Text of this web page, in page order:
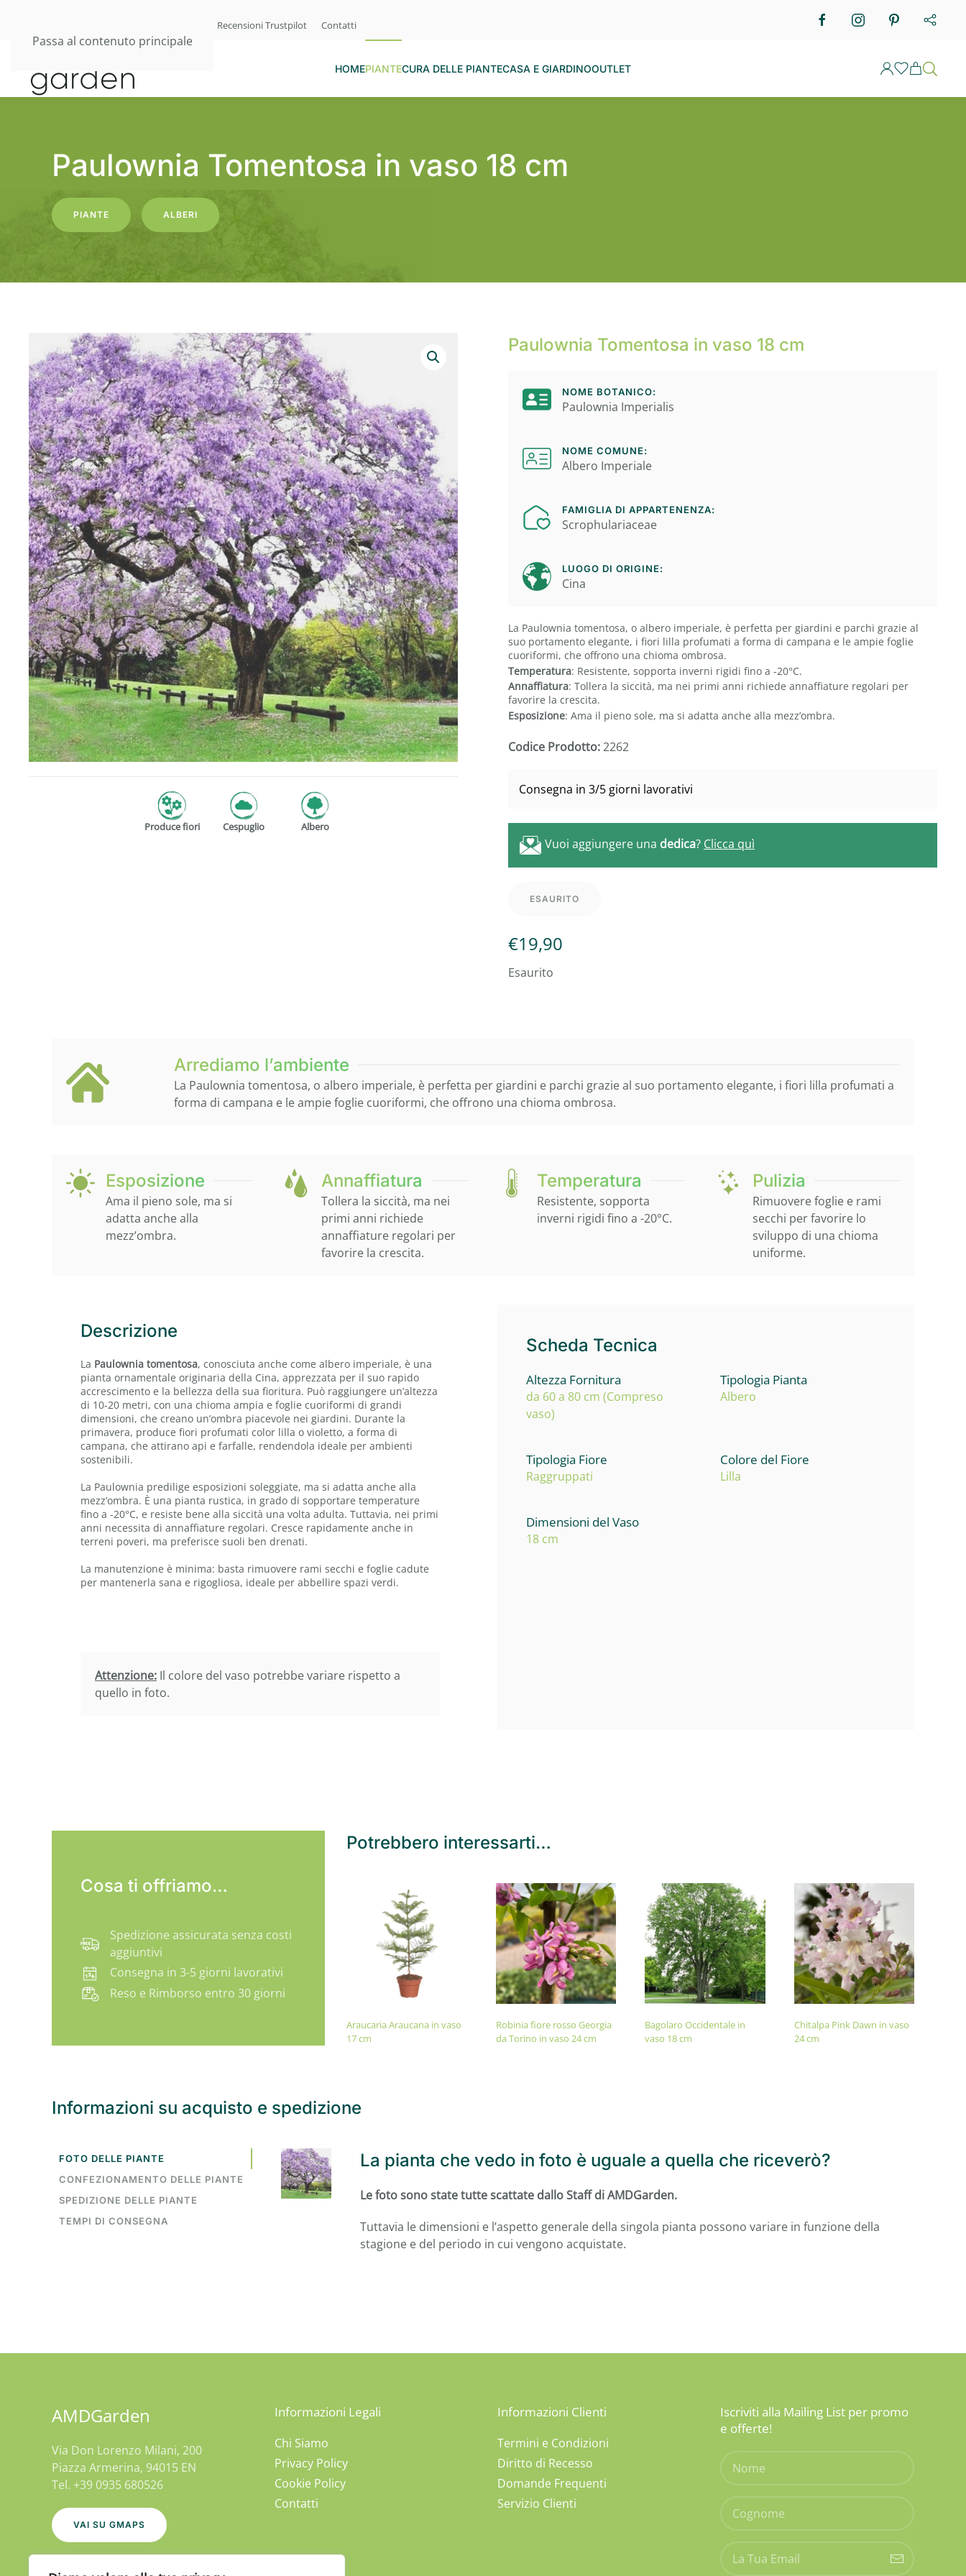
Passa al contenuto principale
Recensioni Trustpilot Contatti
HOMEPIANTECURA DELLE PIANTECASA E GIARDINOOUTLET
Paulownia Tomentosa in vaso 18 cm
PIANTE ALBERI
Produce fiori Cespuglio Albero
Paulownia Tomentosa in vaso 18 cm
NOME BOTANICO:
Paulownia Imperialis
NOME COMUNE:
Albero Imperiale
FAMIGLIA DI APPARTENENZA:
Scrophulariaceae
LUOGO DI ORIGINE:
Cina
La Paulownia tomentosa, o albero imperiale, è perfetta per giardini e parchi grazie al
suo portamento elegante, i fiori lilla profumati a forma di campana e le ampie foglie
cuoriformi, che offrono una chioma ombrosa.
Temperatura: Resistente, sopporta inverni rigidi fino a -20°C.
Annaffiatura: Tollera la siccità, ma nei primi anni richiede annaffiature regolari per
favorire la crescita.
Esposizione: Ama il pieno sole, ma si adatta anche alla mezz’ombra.
Codice Prodotto:2262
Consegna in 3/5 giorni lavorativi
Vuoi aggiungere una dedica? Clicca quì
ESAURITO
€19,90
Esaurito
Arrediamo l’ambiente
La Paulownia tomentosa, o albero imperiale, è perfetta per giardini e parchi grazie al suo portamento elegante, i fiori lilla profumati a
forma di campana e le ampie foglie cuoriformi, che offrono una chioma ombrosa.
Esposizione
Ama il pieno sole, ma si
adatta anche alla
mezz’ombra.
Annaffiatura
Tollera la siccità, ma nei
primi anni richiede
annaffiature regolari per
favorire la crescita.
Temperatura
Resistente, sopporta
inverni rigidi fino a -20°C.
Pulizia
Rimuovere foglie e rami
secchi per favorire lo
sviluppo di una chioma
uniforme.
Descrizione
La Paulownia tomentosa, conosciuta anche come albero imperiale, è una
pianta ornamentale originaria della Cina, apprezzata per il suo rapido
accrescimento e la bellezza della sua fioritura. Può raggiungere un’altezza
di 10-20 metri, con una chioma ampia e foglie cuoriformi di grandi
dimensioni, che creano un’ombra piacevole nei giardini. Durante la
primavera, produce fiori profumati color lilla o violetto, a forma di
campana, che attirano api e farfalle, rendendola ideale per ambienti
sostenibili.
La Paulownia predilige esposizioni soleggiate, ma si adatta anche alla
mezz’ombra. È una pianta rustica, in grado di sopportare temperature
fino a -20°C, e resiste bene alla siccità una volta adulta. Tuttavia, nei primi
anni necessita di annaffiature regolari. Cresce rapidamente anche in
terreni poveri, ma preferisce suoli ben drenati.
La manutenzione è minima: basta rimuovere rami secchi e foglie cadute
per mantenerla sana e rigogliosa, ideale per abbellire spazi verdi.
Attenzione: Il colore del vaso potrebbe variare rispetto a
quello in foto.
Scheda Tecnica
Altezza Fornitura
da 60 a 80 cm (Compreso
vaso)
Tipologia Pianta
Albero
Tipologia Fiore
Raggruppati
Colore del Fiore
Lilla
Dimensioni del Vaso
18 cm
Cosa ti offriamo…
Spedizione assicurata senza costi
aggiuntivi
Consegna in 3-5 giorni lavorativi
Reso e Rimborso entro 30 giorni
Potrebbero interessarti…
Araucaria Araucana in vaso
17 cm
Robinia fiore rosso Georgia
da Torino in vaso 24 cm
Bagolaro Occidentale in
vaso 18 cm
Chitalpa Pink Dawn in vaso
24 cm
Informazioni su acquisto e spedizione
FOTO DELLE PIANTE
CONFEZIONAMENTO DELLE PIANTE
SPEDIZIONE DELLE PIANTE
TEMPI DI CONSEGNA
La pianta che vedo in foto è uguale a quella che riceverò?
Le foto sono state tutte scattate dallo Staff di AMDGarden.
Tuttavia le dimensioni e l’aspetto generale della singola pianta possono variare in funzione della
stagione e del periodo in cui vengono acquistate.
AMDGarden
Via Don Lorenzo Milani, 200
Piazza Armerina, 94015 EN
Tel. +39 0935 680526
VAI SU GMAPS
Informazioni Legali
Chi Siamo
Privacy Policy
Cookie Policy
Contatti
Informazioni Clienti
Termini e Condizioni
Diritto di Recesso
Domande Frequenti
Servizio Clienti
Iscriviti alla Mailing List per promo
e offerte!